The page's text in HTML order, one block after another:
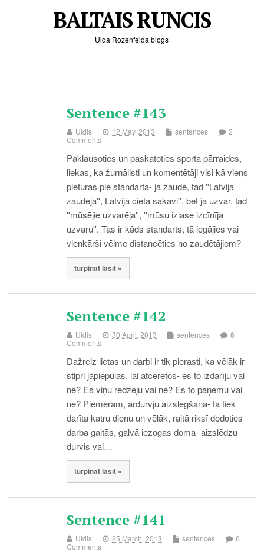
BALTAIS RUNCIS
Ulda Rozenfelda blogs
Sentence #143
Uldis 12.May, 2013 sentences
2
Comments
Paklausoties un paskatoties sporta pārraides,
liekas, ka žurnālisti un komentētāji visi kā viens
pieturas pie standarta- ja zaudē, tad ''Latvija
zaudēja'', Latvija cieta sakāvi'', bet ja uzvar, tad
''mūsējie uzvarēja'', ''mūsu izlase izcīnīja
uzvaru''. Tas ir kāds standarts, tā iegājies vai
vienkārši vēlme distancēties no zaudētājiem?
turpināt lasīt »
Sentence #142
Uldis 30.April, 2013 sentences
6
Comments
Dažreiz lietas un darbi ir tik pierasti, ka vēlāk ir
stipri jāpiepūlas, lai atcerētos- es to izdarīju vai
nē? Es viņu redzēju vai nē? Es to paņēmu vai
nē? Piemēram, ārdurvju aizslēgšana- tā tiek
darīta katru dienu un vēlāk, raitā riksī dodoties
darba gaitās, galvā iezogas doma- aizslēdzu
durvis vai…
turpināt lasīt »
Sentence #141
Uldis 25.March, 2013 sentences
6
Comments